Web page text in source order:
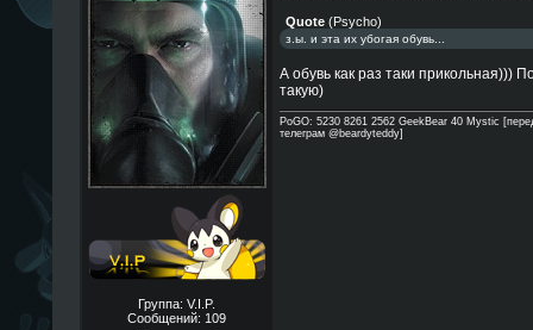
Группа: V.I.P.
Сообщений: 109
Quote(Psycho)
з.ы. и эта их убогая обувь...
А обувь как раз таки прикольная)))
такую)
PoGO: 5230 8261 2562 GeekBear 40 Mystic
телеграм @beardyteddy]